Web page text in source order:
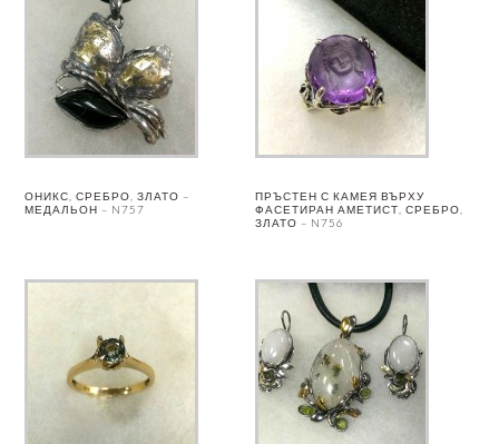
ОНИКС, СРЕБРО, ЗЛАТО –
МЕДАЛЬОН – N757
ПРЪСТЕН С КАМЕЯ ВЪРХУ
ФАСЕТИРАН АМЕТИСТ, СРЕБРО,
ЗЛАТО – N756